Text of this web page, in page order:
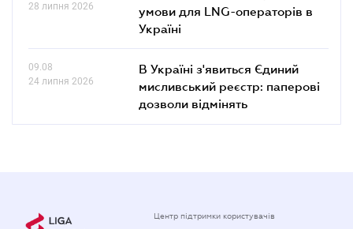
28 липня 2026
умови для LNG-операторів в
Україні
09.08
24 липня 2026
В Україні з'явиться Єдиний
мисливський реєстр: паперові
дозволи відмінять
Центр підтримки користувачів